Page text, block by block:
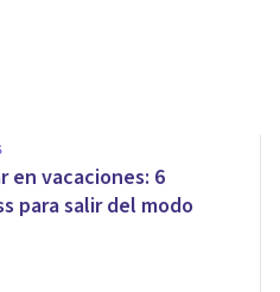
en vacaciones: 6
para salir del modo